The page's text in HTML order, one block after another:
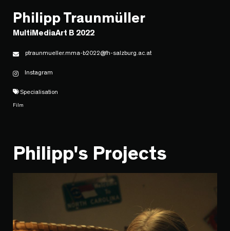
Philipp Traunmüller
MultiMediaArt B 2022
ptraunmueller.mma-b2022@fh-salzburg.ac.at
Instagram
Specialisation
Film
Philipp's Projects